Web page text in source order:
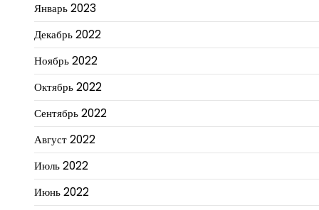
Январь 2023
Декабрь 2022
Ноябрь 2022
Октябрь 2022
Сентябрь 2022
Август 2022
Июль 2022
Июнь 2022